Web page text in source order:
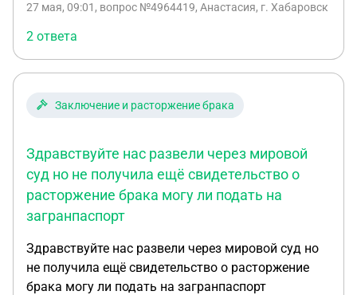
расторжение брака?
27 мая, 09:01 , вопрос №4964419, Анастасия, г. Хабаровск
2 ответа
Заключение и расторжение брака
Здравствуйте нас развели через мировой
суд но не получила ещё свидетельство о
расторжение брака могу ли подать на
загранпаспорт
Здравствуйте нас развели через мировой суд но
не получила ещё свидетельство о расторжение
брака могу ли подать на загранпаспорт